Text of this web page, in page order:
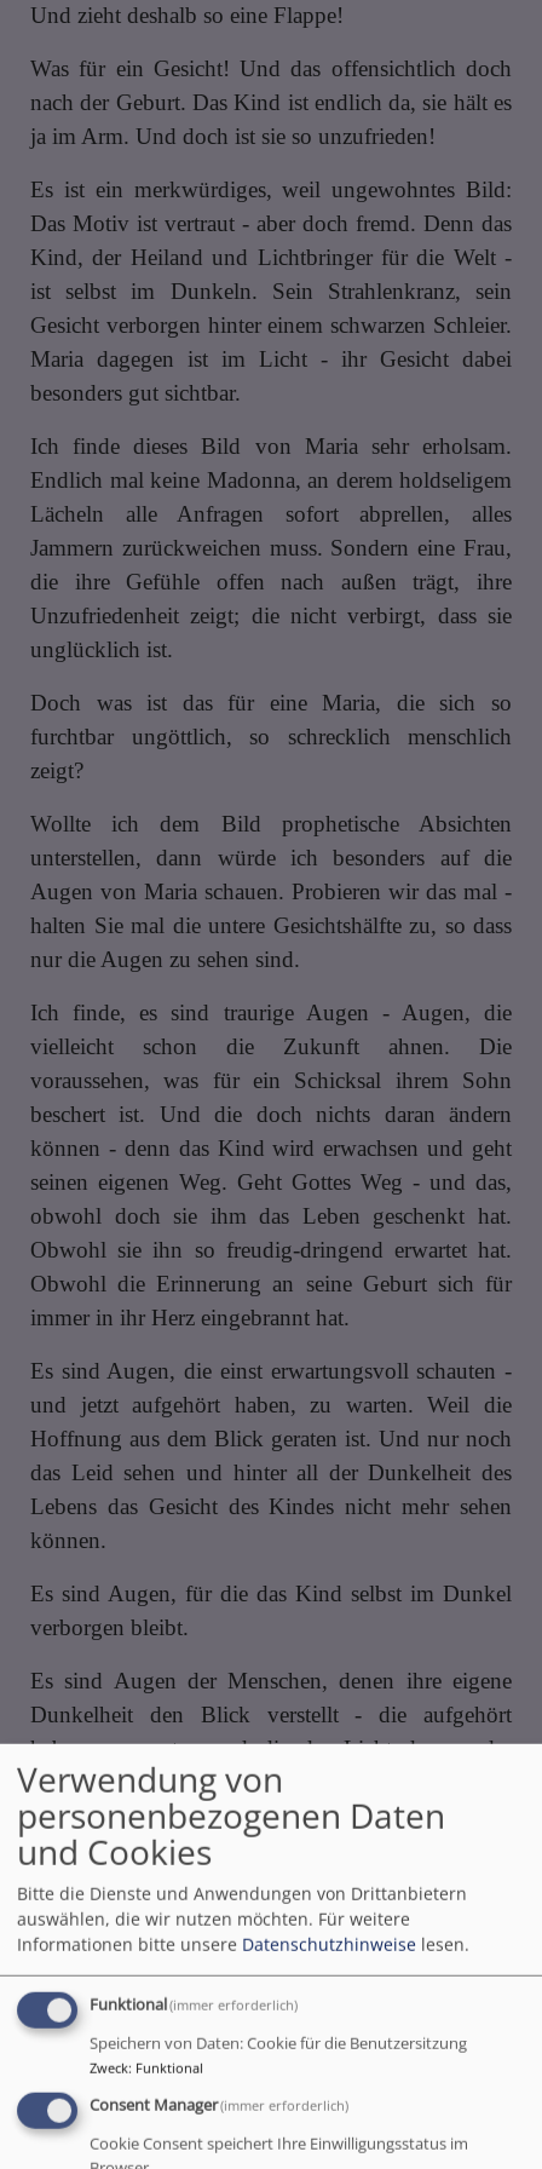
Und zieht deshalb so eine Flappe!
Was für ein Gesicht! Und das offensichtlich doch
nach der Geburt. Das Kind ist endlich da, sie hält es
ja im Arm. Und doch ist sie so unzufrieden!
Es ist ein merkwürdiges, weil ungewohntes Bild:
Das Motiv ist vertraut - aber doch fremd. Denn das
Kind, der Heiland und Lichtbringer für die Welt -
ist selbst im Dunkeln. Sein Strahlenkranz, sein
Gesicht verborgen hinter einem schwarzen Schleier.
Maria dagegen ist im Licht - ihr Gesicht dabei
besonders gut sichtbar.
Ich finde dieses Bild von Maria sehr erholsam.
Endlich mal keine Madonna, an derem holdseligem
Lächeln alle Anfragen sofort abprellen, alles
Jammern zurückweichen muss. Sondern eine Frau,
die ihre Gefühle offen nach außen trägt, ihre
Unzufriedenheit zeigt; die nicht verbirgt, dass sie
unglücklich ist.
Doch was ist das für eine Maria, die sich so
furchtbar ungöttlich, so schrecklich menschlich
zeigt?
Wollte ich dem Bild prophetische Absichten
unterstellen, dann würde ich besonders auf die
Augen von Maria schauen. Probieren wir das mal -
halten Sie mal die untere Gesichtshälfte zu, so dass
nur die Augen zu sehen sind.
Ich finde, es sind traurige Augen - Augen, die
vielleicht schon die Zukunft ahnen. Die
voraussehen, was für ein Schicksal ihrem Sohn
beschert ist. Und die doch nichts daran ändern
können - denn das Kind wird erwachsen und geht
seinen eigenen Weg. Geht Gottes Weg - und das,
obwohl doch sie ihm das Leben geschenkt hat.
Obwohl sie ihn so freudig-dringend erwartet hat.
Obwohl die Erinnerung an seine Geburt sich für
immer in ihr Herz eingebrannt hat.
Es sind Augen, die einst erwartungsvoll schauten -
und jetzt aufgehört haben, zu warten. Weil die
Hoffnung aus dem Blick geraten ist. Und nur noch
das Leid sehen und hinter all der Dunkelheit des
Lebens das Gesicht des Kindes nicht mehr sehen
können.
Es sind Augen, für die das Kind selbst im Dunkel
verborgen bleibt.
Es sind Augen der Menschen, denen ihre eigene
Dunkelheit den Blick verstellt - die aufgehört
haben, zu warten und die das Licht dessen, der
kommt, nicht mehr wahrnehmen können.
Es sind Augen der Hoffnungslosen, der
Verzweifelten.
Daran ändert auch der Mund nichts - betrachten wir
den doch mal. Halten Sie ihr mal die Augen zu und
schauen Sie auf den Mund.
Die Mundwinkel unzufrieden nach unten gezogen.
Sie sieht auf ihr Kind - auf den Erlöser dieser Welt.
Und sie ist unzufrieden.
Verwendung von
personenbezogenen Daten
und Cookies
Bitte die Dienste und Anwendungen von Drittanbietern
auswählen, die wir nutzen möchten. Für weitere
Informationen bitte unsere Datenschutzhinweise lesen.
Funktional(immer erforderlich)
Speichern von Daten: Cookie für die Benutzersitzung
Zweck: Funktional
Consent Manager(immer erforderlich)
Cookie Consent speichert Ihre Einwilligungsstatus im